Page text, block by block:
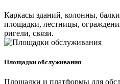
Каркасы зданий, колонны,
площадки, лестницы,
ригели, связи.
Площадки обслуживания
Площадки и платформы для